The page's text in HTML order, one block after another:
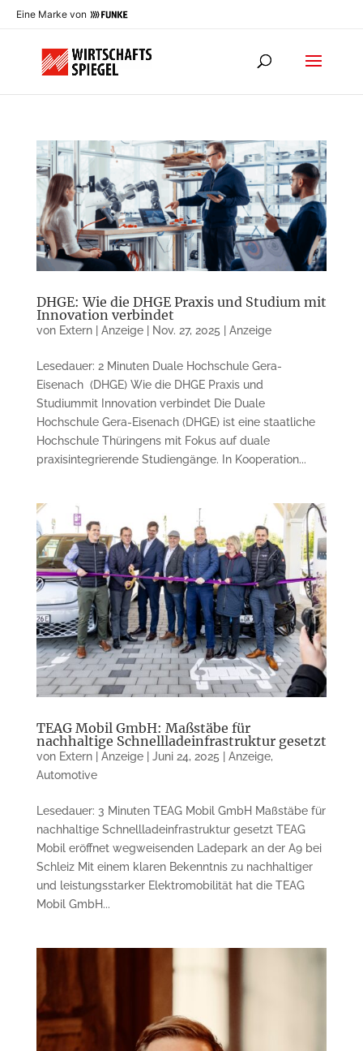
Eine Marke von
DHGE: Wie die DHGE Praxis und Studium mit
Innovation verbindet
von Extern | Anzeige| Nov. 27, 2025 Anzeige
Lesedauer: 2 Minuten Duale Hochschule Gera-
Eisenach (DHGE) Wie die DHGE Praxis und
Studiummit Innovation verbindet Die Duale
Hochschule Gera-Eisenach (DHGE) ist eine staatliche
Hochschule Thüringens mit Fokus auf duale
praxisintegrierende Studiengänge. In Kooperation...
TEAG Mobil GmbH: Maßstäbe für
nachhaltige Schnellladeinfrastruktur gesetzt
von Extern | Anzeige| Juni 24, 2025 Anzeige,
Automotive
Lesedauer: 3 Minuten TEAG Mobil GmbH Maßstäbe für
nachhaltige Schnellladeinfrastruktur gesetzt TEAG
Mobil eröffnet wegweisenden Ladepark an der A9 bei
Schleiz Mit einem klaren Bekenntnis zu nachhaltiger
und leistungsstarker Elektromobilität hat die TEAG
Mobil GmbH...